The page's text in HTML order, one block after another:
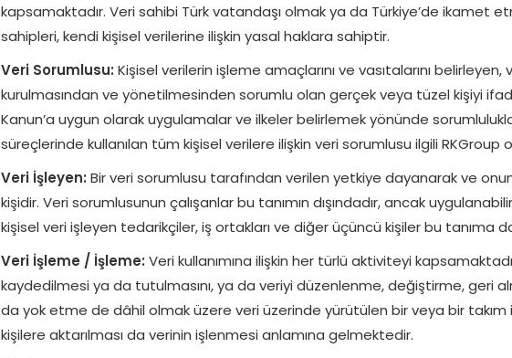
kapsamaktadır. Veri sahibi Türk vatandaşı olmak ya da Türkiye’de ikamet
sahipleri, kendi kişisel verilerine ilişkin yasal haklara sahiptir.
Veri Sorumlusu: Kişisel verilerin işleme amaçlarını ve vasıtalarını belirleyen,
kurulmasından ve yönetilmesinden sorumlu olan gerçek veya tüzel kişiyi
Kanun’a uygun olarak uygulamalar ve ilkeler belirlemek yönünde
süreçlerinde kullanılan tüm kişisel verilere ilişkin veri sorumlusu ilgili RKGroup
Veri İşleyen: Bir veri sorumlusu tarafından verilen yetkiye dayanarak ve
kişidir. Veri sorumlusunun çalışanlar bu tanımın dışındadır, ancak
kişisel veri işleyen tedarikçiler, iş ortakları ve diğer üçüncü kişiler bu tanıma
Veri İşleme / İşleme: Veri kullanımına ilişkin her türlü aktiviteyi
kaydedilmesi ya da tutulmasını, ya da veriyi düzenlenme, değiştirme, geri
da yok etme de dâhil olmak üzere veri üzerinde yürütülen bir veya bir takım
kişilere aktarılması da verinin işlenmesi anlamına gelmektedir.